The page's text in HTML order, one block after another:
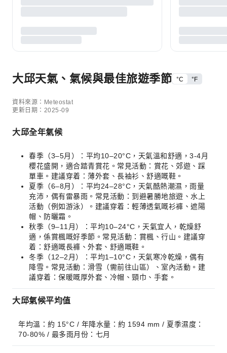
大邱天氣、氣候與最佳旅遊季節 °C °F
資料來源：Meteostat
更新日期：2025-09
大邱全年氣候
春季（3–5月）：平均10–20°C，天氣溫和舒適，3-4月
櫻花盛開，適合踏青賞花。常見活動：賞花、郊遊、踩
單車。建議穿着：薄外套、長袖衫、舒適嘅鞋。
夏季（6–8月）：平均24–28°C，天氣酷熱潮濕，雨量
充沛，偶有雷暴雨。常見活動：到避暑勝地旅遊、水上
活動（例如游泳）。建議穿着：輕薄透氣嘅衫褲、遮陽
帽、防曬霜。
秋季（9–11月）：平均10–24°C，天氣宜人，乾燥舒
適，係賞楓嘅好季節。常見活動：賞楓、行山。建議穿
着：舒適嘅長褲、外套、舒適嘅鞋。
冬季（12–2月）：平均1–10°C，天氣寒冷乾燥，偶有
降雪。常見活動：滑雪（需前往山區）、室內活動。建
議穿着：保暖嘅厚外套、冷帽、頸巾、手套。
大邱氣候平均值
年均溫：約 15°C / 年降水量：約 1594 mm / 夏季濕度：
70-80% / 最多雨月份：七月